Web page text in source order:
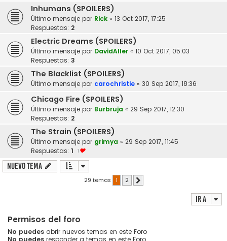
Inhumans (SPOILERS)
Último mensaje por Rick « 13 Oct 2017, 17:25
Respuestas: 2
Electric Dreams (SPOILERS)
Último mensaje por DavidAller « 10 Oct 2017, 05:03
Respuestas: 3
The Blacklist (SPOILERS)
Último mensaje por carochristie « 30 Sep 2017, 18:36
Chicago Fire (SPOILERS)
Último mensaje por Burbruja « 29 Sep 2017, 12:30
Respuestas: 2
The Strain (SPOILERS)
Último mensaje por grimya « 29 Sep 2017, 11:45
Respuestas: 1 1
Nuevo Tema
29 temas 1 2
Ir a
Permisos del foro
No puedes abrir nuevos temas en este Foro
No puedes responder a temas en este Foro